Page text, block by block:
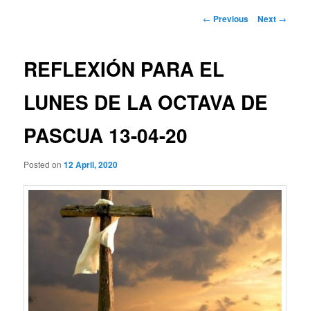
Post
← Previous Next →
REFLEXIÓN PARA EL
LUNES DE LA OCTAVA DE
PASCUA 13-04-20
Posted on12 April, 2020